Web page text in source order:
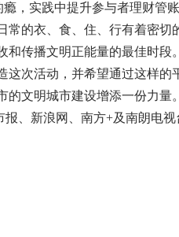
实践中提升参与者理财管
的衣、食、住、行有着密
传播文明正能量的最佳时
次活动，并希望通过这样的
文明城市建设增添一份力量。
、新浪网、南方+及南朗电视